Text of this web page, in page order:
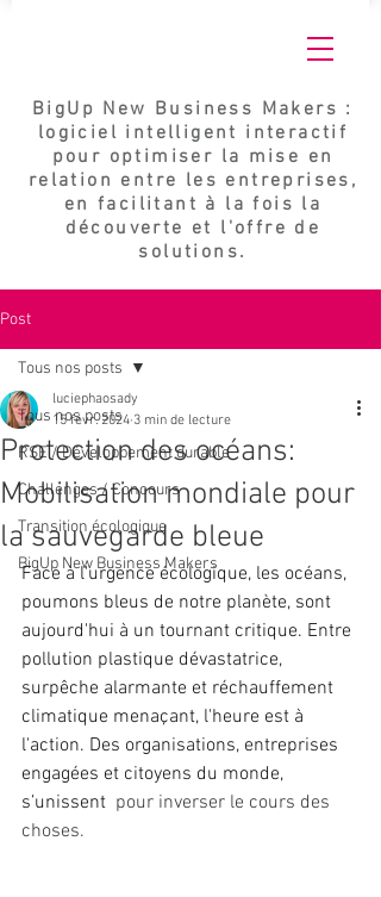
BigUp New Business Makers :
logiciel intelligent interactif
pour optimiser la mise en
relation entre les entreprises,
en facilitant à la fois la
découverte et l'offre de
solutions.
Post
Tous nos posts
RSE / Développement durable
Challenges / Concours
Transition écologique
BigUp New Business Makers
Tous nos posts
Protection des océans:
Mobilisation mondiale pour
la sauvegarde bleue
luciephaosady
15 févr. 2024 3 min de lecture
Face à l'urgence écologique, les océans,
poumons bleus de notre planète, sont
aujourd'hui à un tournant critique. Entre
pollution plastique dévastatrice,
surpêche alarmante et réchauffement
climatique menaçant, l'heure est à
l'action. Des organisations, entreprises
engagées et citoyens du monde,
s’unissent pour inverser le cours des
choses.